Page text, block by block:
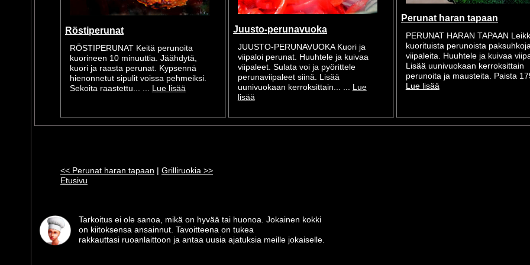
Röstiperunat
RÖSTIPERUNAT Keitä perunoita
kuorineen 10 minuuttia. Jäähdytä,
kuori ja raasta perunat. Kypsennä
hienonnetut sipulit voissa pehmeiksi.
Sekoita raastettu... ...
Lue lisää
Juusto-perunavuoka
JUUSTO-PERUNAVUOKA Kuori ja
viipaloi perunat. Huuhtele ja kuivaa
viipaleet. Sulata voi ja pyörittele
perunaviipaleet siinä. Lisää
uunivuokaan kerroksittain... ... Lue
lisää
Perunat haran tapaan
PERUNAT HARAN TAPAAN
kuorituista perunoista
viipaleita. Huuhtele ja kuivaa
Lisää uunivuokaan kerroksittain
perunoita ja mausteita. Paista
Lue lisää
<< Perunat haran tapaan |Grilliruokia >>
Etusivu
Tarkoitus ei ole sanoa, mikä on hyvää tai huonoa. Jokainen kokki
on kiitoksensa ansainnut. Tavoitteena on tukea
rakkauttasi ruoanlaittoon ja antaa uusia ajatuksia meille jokaiselle.